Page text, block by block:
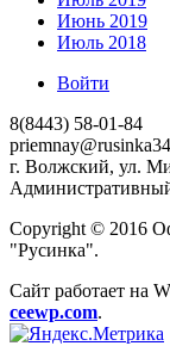
Июнь 2019
Июль 2018
Войти
8(8443) 58-01-84
г. Волжский, ул.
Copyright © 2016
"Русинка".
Сайт работает на
ceewp.com.